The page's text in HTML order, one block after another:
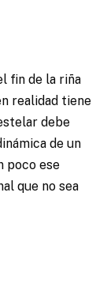
fin de la riña
realidad tiene
debe
de un
poco ese
que no sea